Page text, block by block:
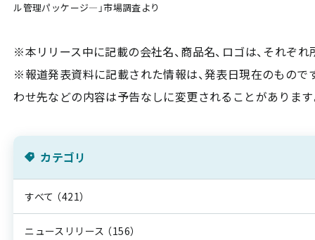
ル管理パッケージ―」市場調査より
※本リリース中に記載の会社名、商品名、ロゴは、それぞ
※報道発表資料に記載された情報は、発表日現在のもので
わせ先などの内容は予告なしに変更されることがあります
カテゴリ
すべて （421）
ニュースリリース （156）